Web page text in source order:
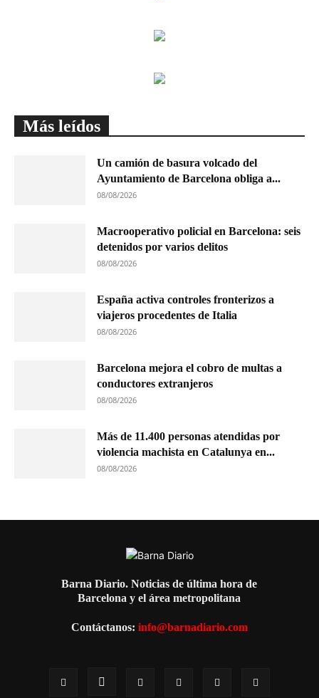
Más leídos
Un camión de basura volcado del
Ayuntamiento de Barcelona obliga a...
08/08/2026
Macrooperativo policial en Barcelona: seis
detenidos por varios delitos
08/08/2026
España activa controles fronterizos a
viajeros procedentes de Italia
08/08/2026
Barcelona mejora el cobro de multas a
conductores extranjeros
08/08/2026
Más de 11.400 personas atendidas por
violencia machista en Catalunya en...
08/08/2026
Barna Diario. Noticias de última hora de
Barcelona y el área metropolitana
Contáctanos: info@barnadiario.com